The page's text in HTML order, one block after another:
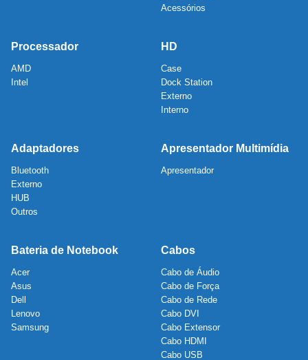
Acessórios
Processador
AMD
Intel
HD
Case
Dock Station
Externo
Interno
Adaptadores
Bluetooth
Externo
HUB
Outros
Apresentador Multimídia
Apresentador
Bateria de Notebook
Acer
Asus
Dell
Lenovo
Samsung
Cabos
Cabo de Áudio
Cabo de Força
Cabo de Rede
Cabo DVI
Cabo Extensor
Cabo HDMI
Cabo USB